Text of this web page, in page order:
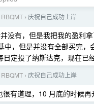
› 庆祝自己成功上岸
没有，但是我把我的盈利
中，但是并没有全部买完，
日定投了纳斯达克，现在已
› 庆祝自己成功上岸
很有道理，10 月底的时候